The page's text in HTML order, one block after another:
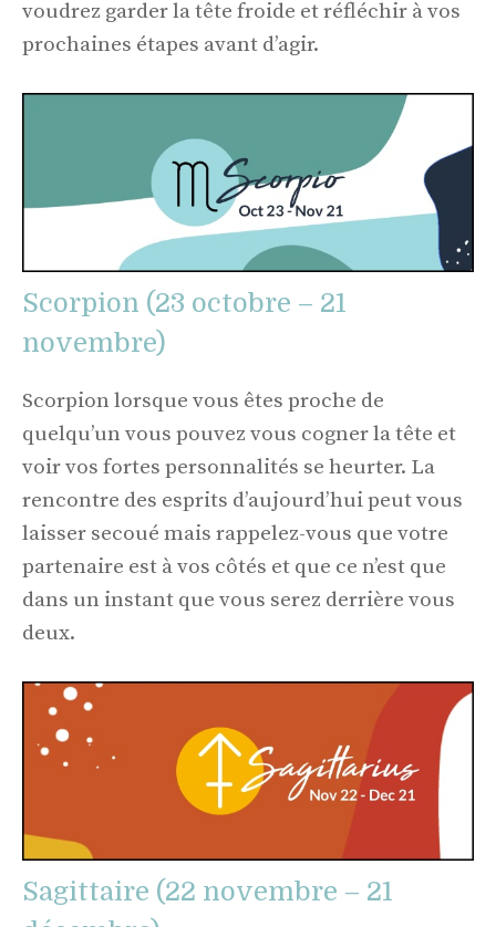
voudrez garder la tête froide et réfléchir à vos
prochaines étapes avant d’agir.
Scorpion (23 octobre – 21
novembre)
Scorpion lorsque vous êtes proche de
quelqu’un vous pouvez vous cogner la tête et
voir vos fortes personnalités se heurter. La
rencontre des esprits d’aujourd’hui peut vous
laisser secoué mais rappelez-vous que votre
partenaire est à vos côtés et que ce n’est que
dans un instant que vous serez derrière vous
deux.
Sagittaire (22 novembre – 21